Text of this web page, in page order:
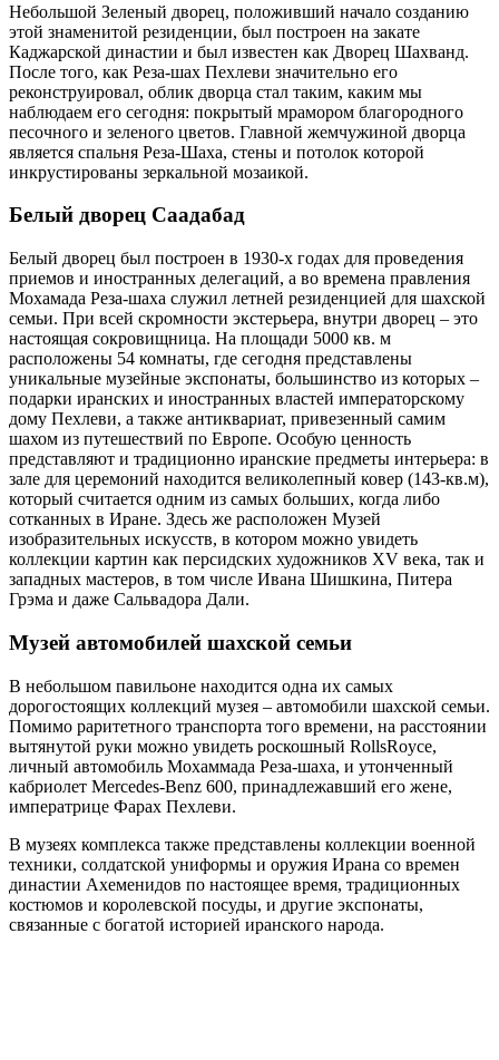
Небольшой Зеленый дворец, положивший начало созданию
этой знаменитой резиденции, был построен на закате
Каджарской династии и был известен как Дворец Шахванд.
После того, как Реза-шах Пехлеви значительно его
реконструировал, облик дворца стал таким, каким мы
наблюдаем его сегодня: покрытый мрамором благородного
песочного и зеленого цветов. Главной жемчужиной дворца
является спальня Реза-Шаха, стены и потолок которой
инкрустированы зеркальной мозаикой.
Белый дворец Саадабад
Белый дворец был построен в 1930-х годах для проведения
приемов и иностранных делегаций, а во времена правления
Мохамада Реза-шаха служил летней резиденцией для шахской
семьи. При всей скромности экстерьера, внутри дворец – это
настоящая сокровищница. На площади 5000 кв. м
расположены 54 комнаты, где сегодня представлены
уникальные музейные экспонаты, большинство из которых –
подарки иранских и иностранных властей императорскому
дому Пехлеви, а также антиквариат, привезенный самим
шахом из путешествий по Европе. Особую ценность
представляют и традиционно иранские предметы интерьера: в
зале для церемоний находится великолепный ковер (143-кв.м),
который считается одним из самых больших, когда либо
сотканных в Иране. Здесь же расположен Музей
изобразительных искусств, в котором можно увидеть
коллекции картин как персидских художников XV века, так и
западных мастеров, в том числе Ивана Шишкина, Питера
Грэма и даже Сальвадора Дали.
Музей автомобилей шахской семьи
В небольшом павильоне находится одна их самых
дорогостоящих коллекций музея – автомобили шахской семьи.
Помимо раритетного транспорта того времени, на расстоянии
вытянутой руки можно увидеть роскошный RollsRoyce,
личный автомобиль Мохаммада Реза-шаха, и утонченный
кабриолет Mercedes-Benz 600, принадлежавший его жене,
императрице Фарах Пехлеви.
В музеях комплекса также представлены коллекции военной
техники, солдатской униформы и оружия Ирана со времен
династии Ахеменидов по настоящее время, традиционных
костюмов и королевской посуды, и другие экспонаты,
связанные с богатой историей иранского народа.